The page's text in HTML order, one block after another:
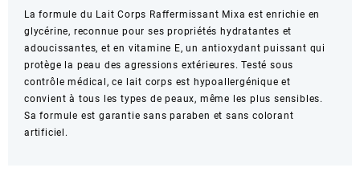
La formule du Lait Corps Raffermissant Mixa est enrichie en
glycérine, reconnue pour ses propriétés hydratantes et
adoucissantes, et en vitamine E, un antioxydant puissant qui
protège la peau des agressions extérieures. Testé sous
contrôle médical, ce lait corps est hypoallergénique et
convient à tous les types de peaux, même les plus sensibles.
Sa formule est garantie sans paraben et sans colorant
artificiel.